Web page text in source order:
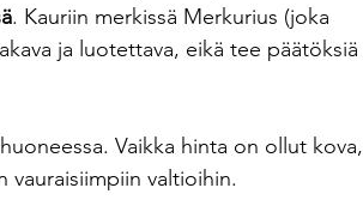
. Kauriin merkissä Merkurius (joka
ja luotettava, eikä tee päätöksiä
Vaikka hinta on ollut kova,
vauraisiimpiin valtioihin.